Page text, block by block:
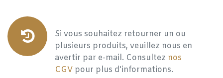
Si vous souhaitez retourner un ou
plusieurs produits, veuillez nous en
avertir par e-mail. Consultez nos
CGV pour plus d'informations.